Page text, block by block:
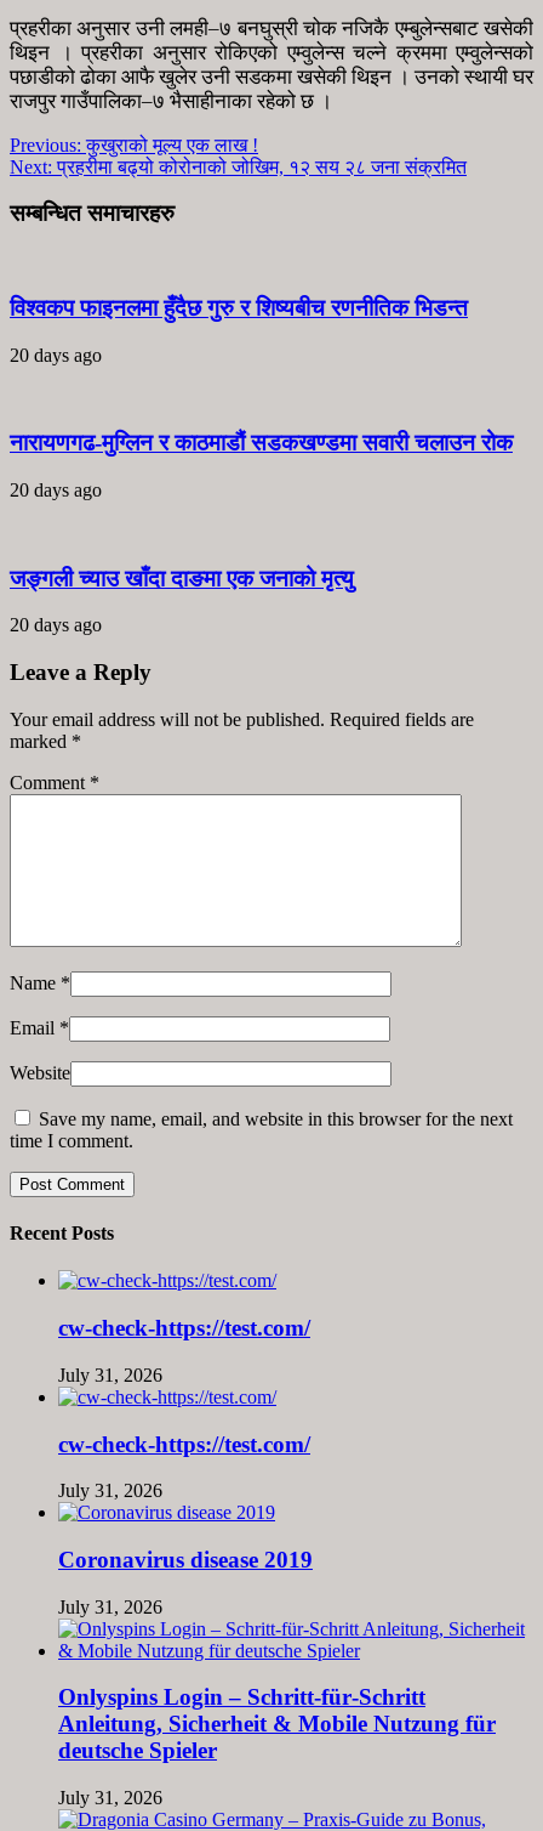
प्रहरीका अनुसार उनी लमही–७ बनघुस्री चोक नजिकै एम्बुलेन्सबाट खसेकी
थिइन । प्रहरीका अनुसार रोकिएको एम्वुलेन्स चल्ने क्रममा एम्वुलेन्सको
पछाडीको ढोका आफै खुलेर उनी सडकमा खसेकी थिइन । उनको स्थायी घर
राजपुर गाउँपालिका–७ भैसाहीनाका रहेको छ ।
Previous: कुखुराको मूल्य एक लाख !
Next: प्रहरीमा बढ्यो कोरोनाको जोखिम, १२ सय २८ जना संक्रमित
सम्बन्धित समाचारहरु
विश्वकप फाइनलमा हुँदैछ गुरु र शिष्यबीच रणनीतिक भिडन्त
20 days ago
नारायणगढ-मुग्लिन र काठमाडौं सडकखण्डमा सवारी चलाउन रोक
20 days ago
जङ्गली च्याउ खाँदा दाङमा एक जनाको मृत्यु
20 days ago
Leave a Reply
Your email address will not be published. Required fields are
marked *
Comment *
Name *
Email *
Website
Save my name, email, and website in this browser for the next
time I comment.
Recent Posts
cw-check-https://test.com/
July 31, 2026
cw-check-https://test.com/
July 31, 2026
Coronavirus disease 2019
July 31, 2026
Onlyspins Login – Schritt‑für‑Schritt
Anleitung, Sicherheit & Mobile Nutzung für
deutsche Spieler
July 31, 2026